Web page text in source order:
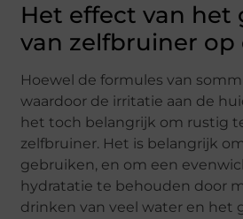
Het effect van het
van zelfbruiner op
Hoewel de formules van
waardoor de irritatie aan de
het toch belangrijk om rustig
zelfbruiner. Het is belangrijk
gebruiken, en om een
hydratatie te behouden door
drinken van veel water en het